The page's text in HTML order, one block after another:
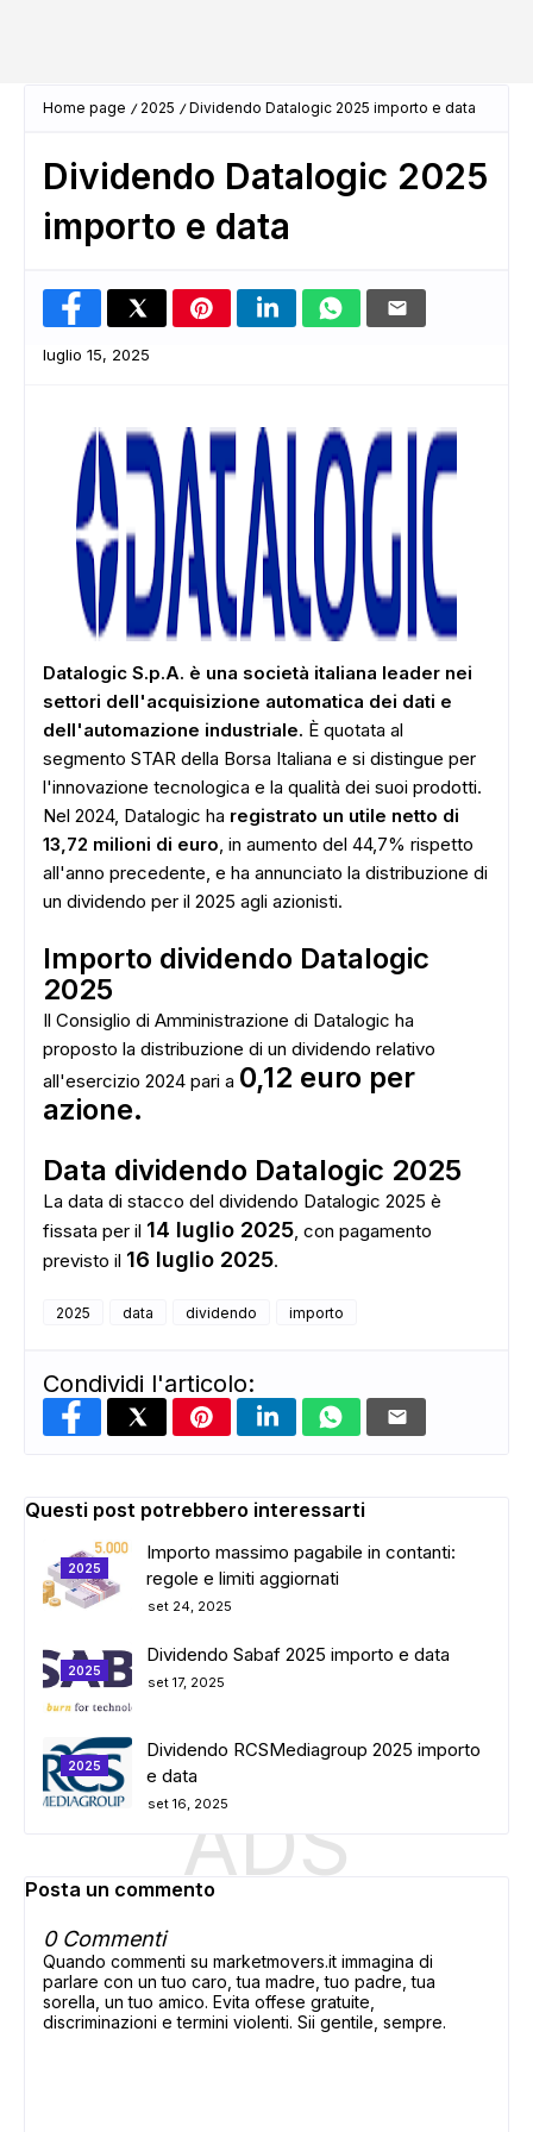
ADS
Home page 2025 Dividendo Datalogic 2025 importo e data
Dividendo Datalogic 2025
importo e data
luglio 15, 2025
Datalogic S.p.A. è una società italiana leader nei
settori dell'acquisizione automatica dei dati e
dell'automazione industriale. È quotata al
segmento STAR della Borsa Italiana e si distingue per
l'innovazione tecnologica e la qualità dei suoi prodotti.
Nel 2024, Datalogic ha registrato un utile netto di
13,72 milioni di euro, in aumento del 44,7% rispetto
all'anno precedente, e ha annunciato la distribuzione di
un dividendo per il 2025 agli azionisti.
Importo dividendo Datalogic
2025
Il Consiglio di Amministrazione di Datalogic ha
proposto la distribuzione di un dividendo relativo
all'esercizio 2024 pari a 0,12 euro per
azione.
Data dividendo Datalogic 2025
La data di stacco del dividendo Datalogic 2025 è
fissata per il 14 luglio 2025, con pagamento
previsto il 16 luglio 2025.
2025 data dividendo importo
Condividi l'articolo:
Questi post potrebbero interessarti
2025
Importo massimo pagabile in contanti:
regole e limiti aggiornati
set 24, 2025
2025
Dividendo Sabaf 2025 importo e data
set 17, 2025
2025
Dividendo RCSMediagroup 2025 importo
e data
set 16, 2025
Posta un commento
0 Commenti
Quando commenti su marketmovers.it immagina di
parlare con un tuo caro, tua madre, tuo padre, tua
sorella, un tuo amico. Evita offese gratuite,
discriminazioni e termini violenti. Sii gentile, sempre.